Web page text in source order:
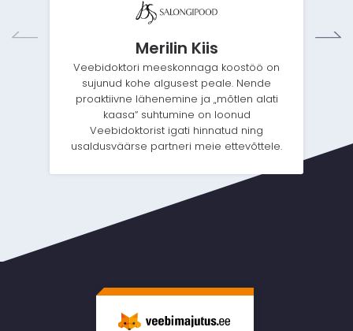
Merilin Kiis
Veebidoktori meeskonnaga koostöö on
sujunud kohe algusest peale. Nende
proaktiivne lähenemine ja „mõtlen alati
kaasa“ suhtumine on loonud
Veebidoktorist igati hinnatud ning
usaldusväärse partneri meie ettevõttele.